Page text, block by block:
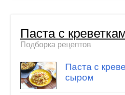
Паста с
Подборка рецептов
Паста с
сыром